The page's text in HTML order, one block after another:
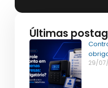
Últimas
29/